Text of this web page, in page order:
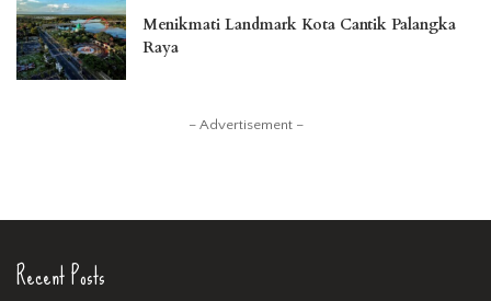
Menikmati Landmark Kota Cantik Palangka
Raya
– Advertisement –
Recent Posts